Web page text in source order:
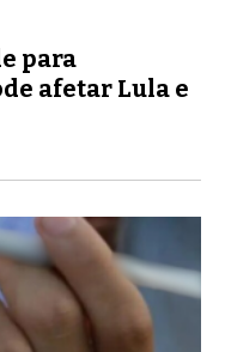
para
afetar Lula e